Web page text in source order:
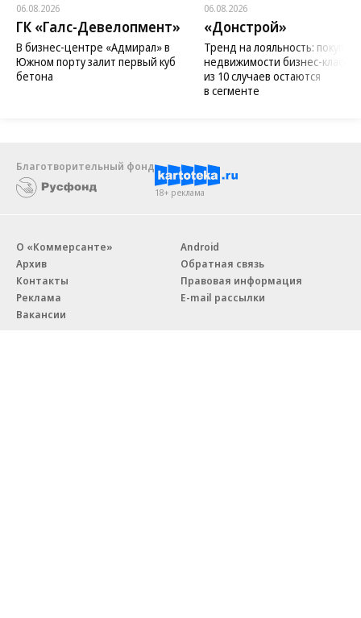
06.08.2026
ГК «Галс-Девелопмент»
В бизнес-центре «Адмирал» в
Южном порту залит первый куб
бетона
06.08.2026
«Донстрой»
Тренд на лояльность:
недвижимости бизнес-класса
из 10 случаев остаются
в сегменте
Благотворительный фонд
18+ реклама
О «Коммерсанте»
Архив
Контакты
Реклама
Вакансии
Android
Обратная связь
Правовая информация
E-mail рассылки